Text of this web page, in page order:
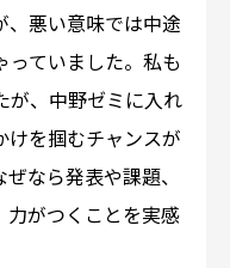
、悪い意味では中途
っていました。私も
が、中野ゼミに入れ
けを掴むチャンスが
なら発表や課題、
力がつくことを実感